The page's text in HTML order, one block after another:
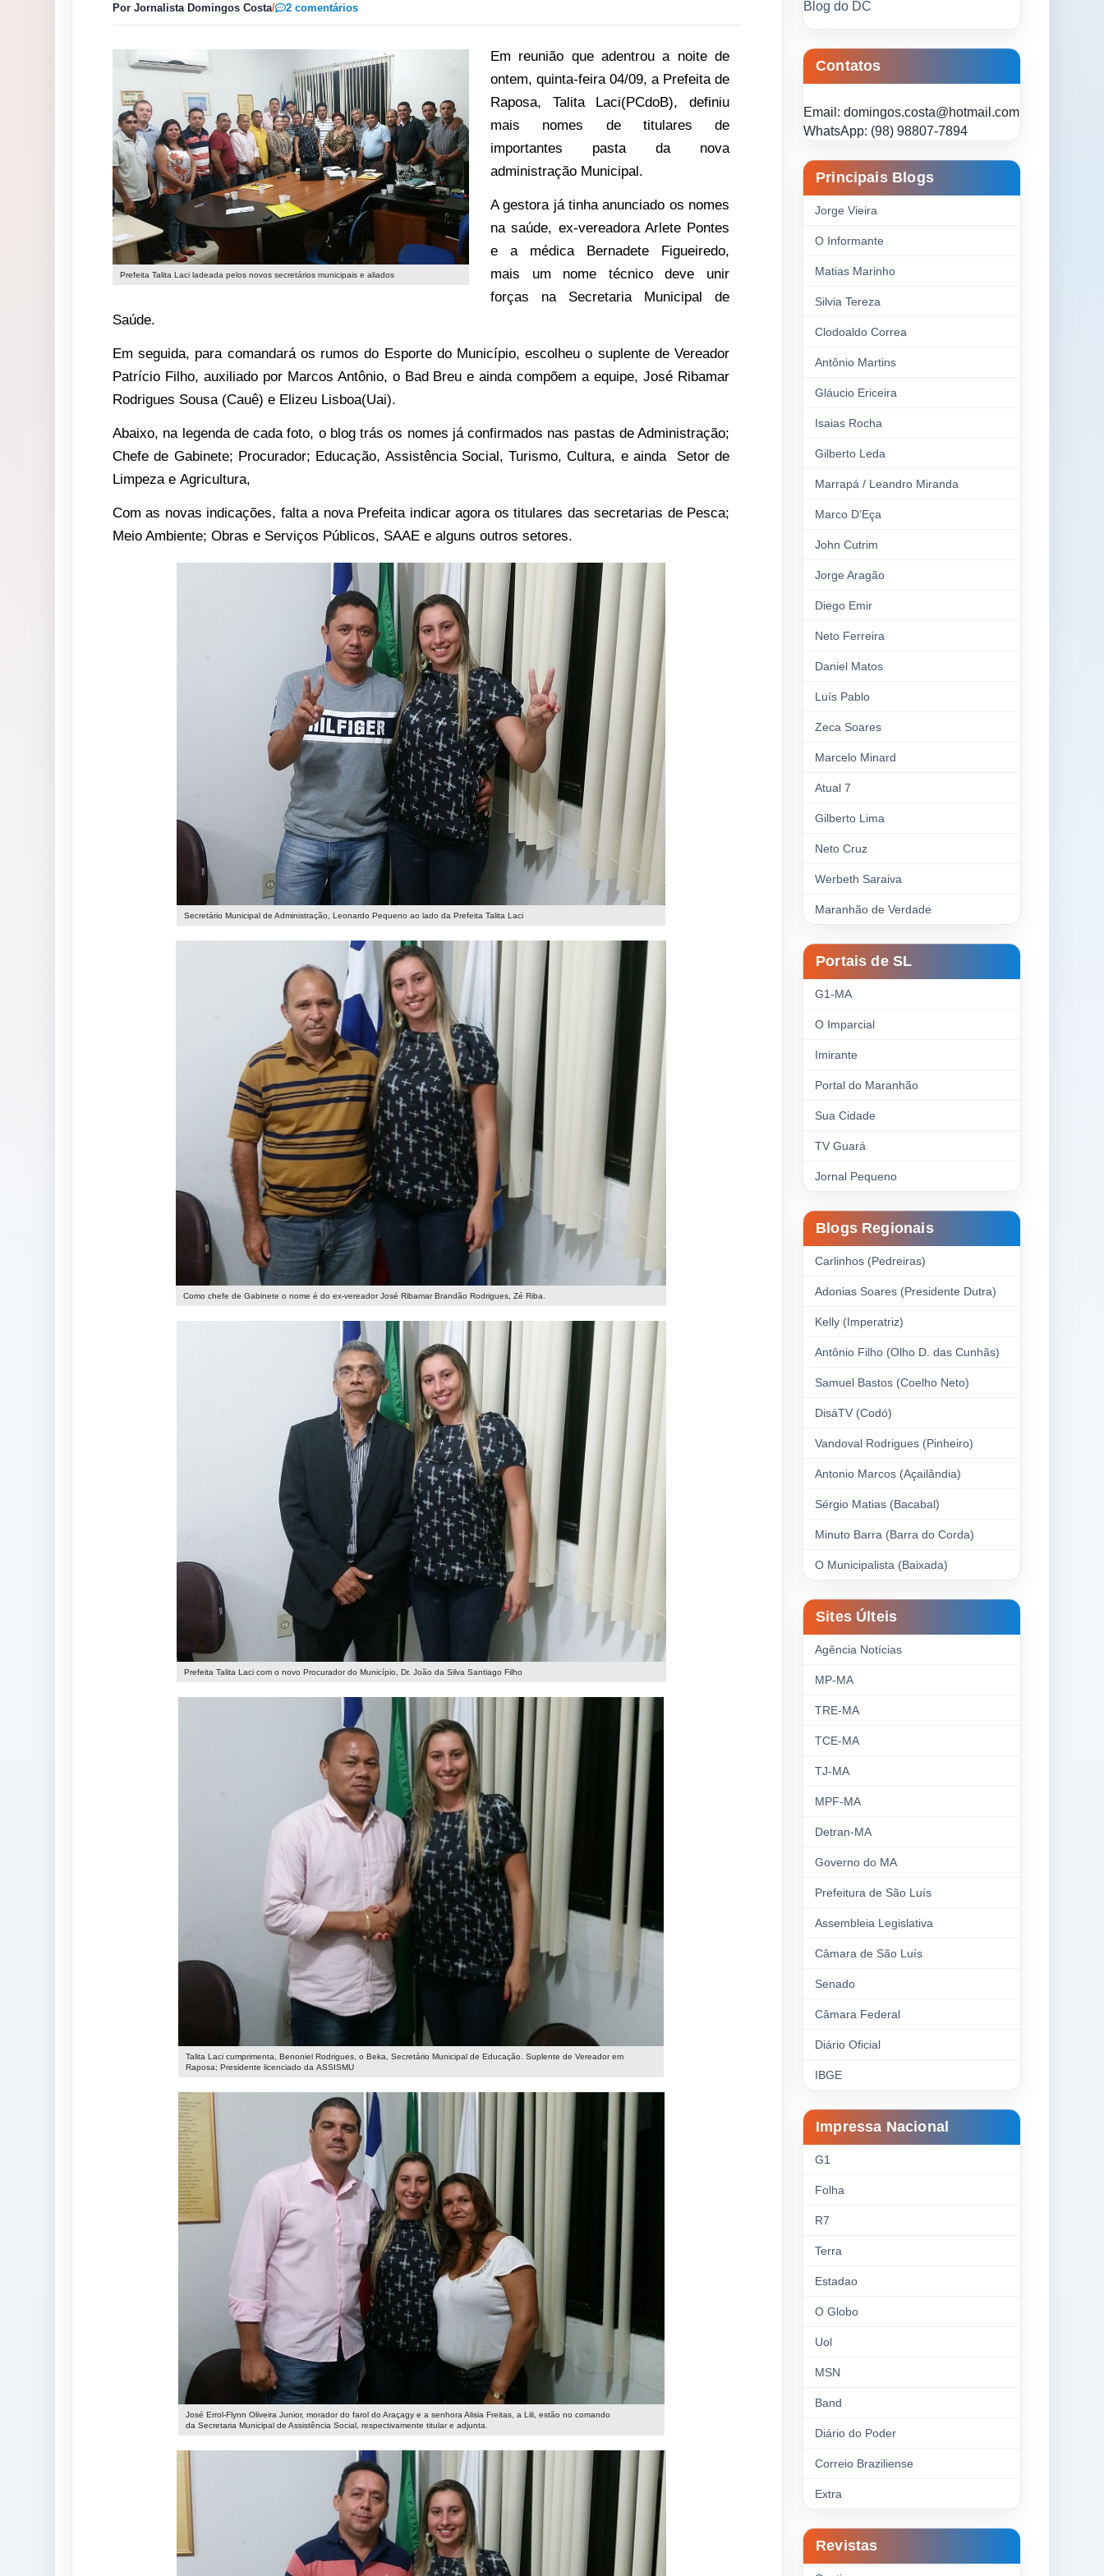
Por Jornalista Domingos Costa/ 2 comentários
Prefeita Talita Laci ladeada pelos novos secretários municipais e aliados
Em reunião que adentrou a noite de
ontem, quinta-feira 04/09, a Prefeita de
Raposa, Talita Laci(PCdoB), definiu
mais nomes de titulares de
importantes pasta da nova
administração Municipal.
A gestora já tinha anunciado os nomes
na saúde, ex-vereadora Arlete Pontes
e a médica Bernadete Figueiredo,
mais um nome técnico deve unir
forças na Secretaria Municipal de
Saúde.
Em seguida, para comandará os rumos do Esporte do Município, escolheu o suplente de Vereador
Patrício Filho, auxiliado por Marcos Antônio, o Bad Breu e ainda compõem a equipe, José Ribamar
Rodrigues Sousa (Cauê) e Elizeu Lisboa(Uai).
Abaixo, na legenda de cada foto, o blog trás os nomes já confirmados nas pastas de Administração;
Chefe de Gabinete; Procurador; Educação, Assistência Social, Turismo, Cultura, e ainda Setor de
Limpeza e Agricultura,
Com as novas indicações, falta a nova Prefeita indicar agora os titulares das secretarias de Pesca;
Meio Ambiente; Obras e Serviços Públicos, SAAE e alguns outros setores.
Secretário Municipal de Administração, Leonardo Pequeno ao lado da Prefeita Talita Laci
Como chefe de Gabinete o nome é do ex-vereador José Ribamar Brandão Rodrigues, Zé Riba.
Prefeita Talita Laci com o novo Procurador do Município, Dr. João da Silva Santiago Filho
Talita Laci cumprimenta, Benoniel Rodrigues, o Beka, Secretário Municipal de Educação. Suplente de Vereador em
Raposa; Presidente licenciado da ASSISMU
José Errol-Flynn Oliveira Junior, morador do farol do Araçagy e a senhora Alisia Freitas, a Lili, estão no comando
da Secretaria Municipal de Assistência Social, respectivamente titular e adjunta.
Blog do DC
Contatos
Email: domingos.costa@hotmail.com
WhatsApp: (98) 98807-7894
Principais Blogs
Jorge Vieira
O Informante
Matias Marinho
Silvia Tereza
Clodoaldo Correa
Antônio Martins
Gláucio Ericeira
Isaias Rocha
Gilberto Leda
Marrapá / Leandro Miranda
Marco D’Eça
John Cutrim
Jorge Aragão
Diego Emir
Neto Ferreira
Daniel Matos
Luís Pablo
Zeca Soares
Marcelo Minard
Atual 7
Gilberto Lima
Neto Cruz
Werbeth Saraiva
Maranhão de Verdade
Portais de SL
G1-MA
O Imparcial
Imirante
Portal do Maranhão
Sua Cidade
TV Guará
Jornal Pequeno
Blogs Regionais
Carlinhos (Pedreiras)
Adonias Soares (Presidente Dutra)
Kelly (Imperatriz)
Antônio Filho (Olho D. das Cunhãs)
Samuel Bastos (Coelho Neto)
DisáTV (Codó)
Vandoval Rodrigues (Pinheiro)
Antonio Marcos (Açailândia)
Sérgio Matias (Bacabal)
Minuto Barra (Barra do Corda)
O Municipalista (Baixada)
Sites Últeis
Agência Notícias
MP-MA
TRE-MA
TCE-MA
TJ-MA
MPF-MA
Detran-MA
Governo do MA
Prefeitura de São Luís
Assembleia Legislativa
Câmara de São Luís
Senado
Câmara Federal
Diário Oficial
IBGE
Impressa Nacional
G1
Folha
R7
Terra
Estadao
O Globo
Uol
MSN
Band
Diário do Poder
Correio Braziliense
Extra
Revistas